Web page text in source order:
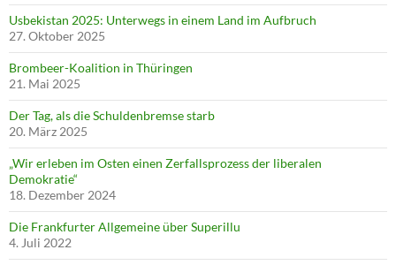
Usbekistan 2025: Unterwegs in einem Land im Aufbruch
27. Oktober 2025
Brombeer-Koalition in Thüringen
21. Mai 2025
Der Tag, als die Schuldenbremse starb
20. März 2025
„Wir erleben im Osten einen Zerfallsprozess der liberalen
Demokratie“
18. Dezember 2024
Die Frankfurter Allgemeine über Superillu
4. Juli 2022